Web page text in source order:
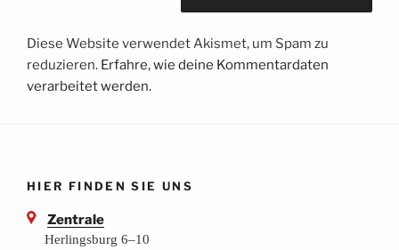
Diese Website verwendet Akismet, um Spam zu
reduzieren. Erfahre, wie deine Kommentardaten
verarbeitet werden.
HIER FINDEN SIE UNS
Zentrale
Herlingsburg 6–10